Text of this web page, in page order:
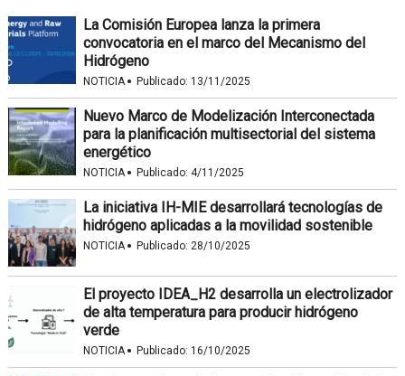
La Comisión Europea lanza la primera
convocatoria en el marco del Mecanismo del
Hidrógeno
NOTICIA· Publicado: 13/11/2025
Nuevo Marco de Modelización Interconectada
para la planificación multisectorial del sistema
energético
NOTICIA· Publicado: 4/11/2025
La iniciativa IH-MIE desarrollará tecnologías de
hidrógeno aplicadas a la movilidad sostenible
NOTICIA· Publicado: 28/10/2025
El proyecto IDEA_H2 desarrolla un electrolizador
de alta temperatura para producir hidrógeno
verde
NOTICIA· Publicado: 16/10/2025